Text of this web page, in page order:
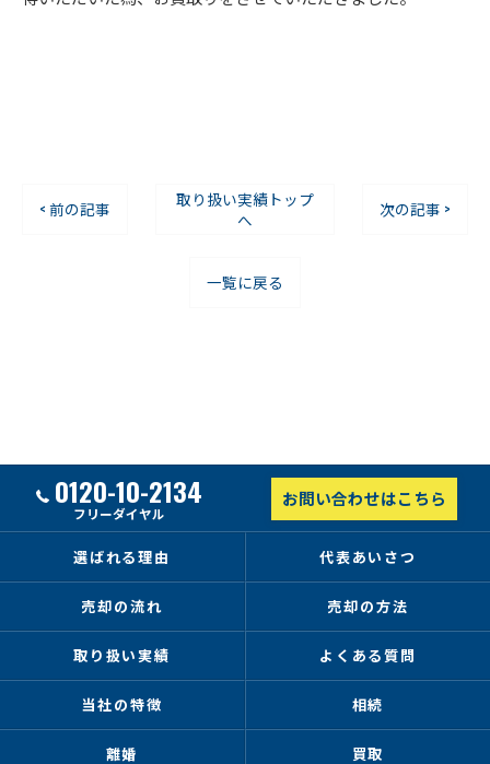
< 前の記事
取り扱い実績トップ
へ
次の記事 >
一覧に戻る
0120-10-2134
フリーダイヤル
お問い合わせはこちら
選ばれる理由 代表あいさつ
売却の流れ 売却の方法
取り扱い実績 よくある質問
当社の特徴 相続
離婚 買取